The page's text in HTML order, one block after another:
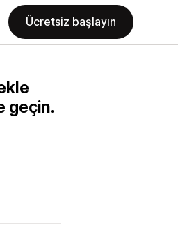
Ücretsiz başlayın
geçin.